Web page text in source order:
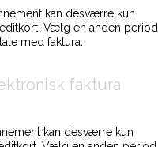
kan desværre kun
Vælg en anden period
med faktura.
faktura
kan desværre kun